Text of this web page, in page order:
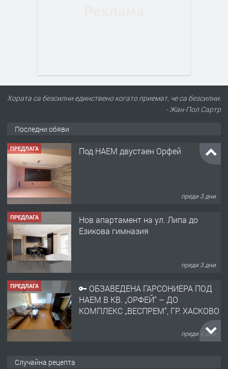
Хората са безсилни единствено когато приемат, че са безсилни.
- Жан-Пол Сартр
Последни обяви
ПРЕДЛАГА Под НАЕМ двустаен Орфей
преди 3 дни
ПРЕДЛАГА
Нов апартамент на ул. Липа до
Езикова гимназия
преди 3 дни
ПРЕДЛАГА
🔑 ОБЗАВЕДЕНА ГАРСОНИЕРА ПОД
НАЕМ В КВ. „ОРФЕЙ“ – ДО
КОМПЛЕКС „ВЕСПРЕМ“, ГР. ХАСКОВО
преди 4 дни
Случайна рецепта